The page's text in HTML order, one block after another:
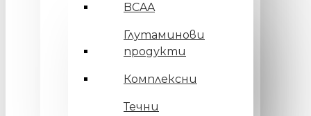
BCAA
Глутаминови
продукти
Комплексни
Течни